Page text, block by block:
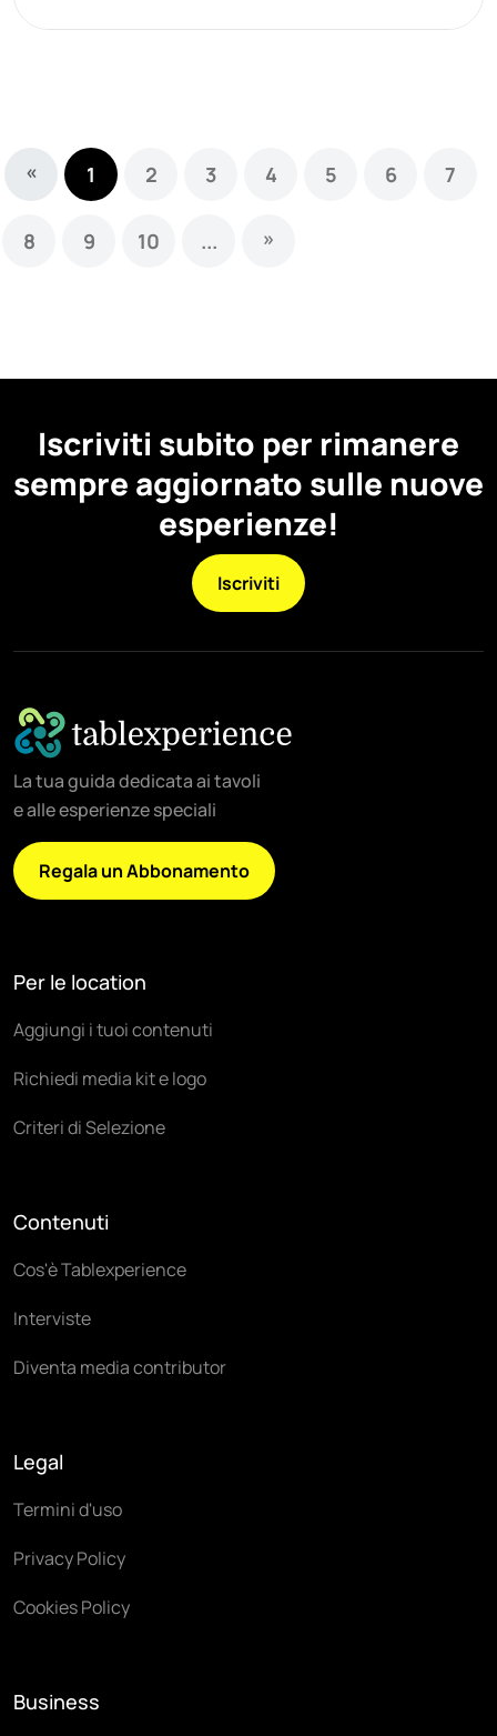
« 1 2 3 4 5 6 7
8 9 10 ... »
Iscriviti subito per rimanere
sempre aggiornato sulle nuove
esperienze!
Iscriviti
La tua guida dedicata ai tavoli
e alle esperienze speciali
Regala un Abbonamento
Per le location
Aggiungi i tuoi contenuti
Richiedi media kit e logo
Criteri di Selezione
Contenuti
Cos'è Tablexperience
Interviste
Diventa media contributor
Legal
Termini d'uso
Privacy Policy
Cookies Policy
Business